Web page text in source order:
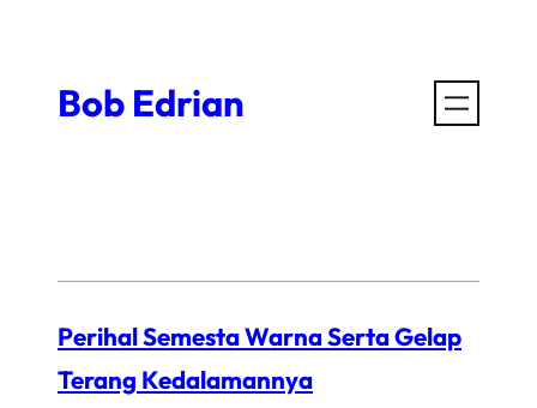
contentBob Edrian
Perihal Semesta Warna Serta Gelap
Terang Kedalamannya